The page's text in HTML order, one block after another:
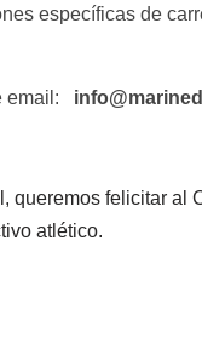
específicas de
email:
queremos felicitar al
atlético.